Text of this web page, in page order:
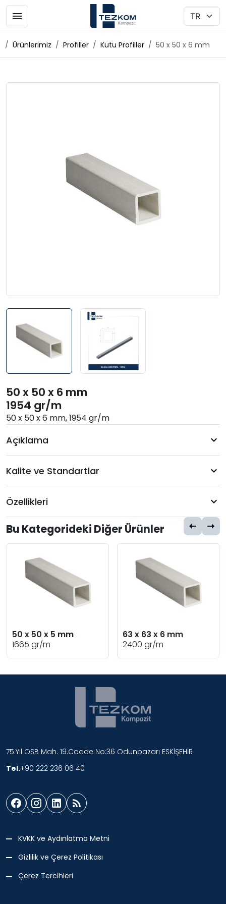
Ürünlerimiz Profiller Kutu Profiller 50 x 50 x 6 mm
50 x 50 x 6 mm
1954 gr/m
50 x 50 x 6 mm, 1954 gr/m
Açıklama
Kalite ve Standartlar
Özellikleri
Bu Kategorideki Diğer Ürünler
50 x 50 x 5 mm
1665 gr/m
63 x 63 x 6 mm
2400 gr/m
75.Yıl OSB Mah. 19.Cadde No:36 Odunpazarı ESKİŞEHİR
Tel.+90 222 236 06 40
KVKK ve Aydınlatma Metni
Gizlilik ve Çerez Politikası
Çerez Tercihleri